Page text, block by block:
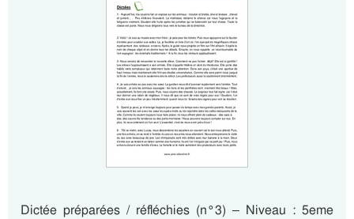
Dictée préparées / réfléchies (n°3) – Niveau : 5eme